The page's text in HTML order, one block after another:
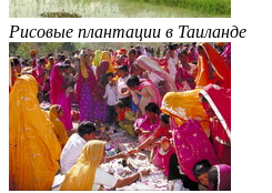
Рисовые плантации в Таиланде